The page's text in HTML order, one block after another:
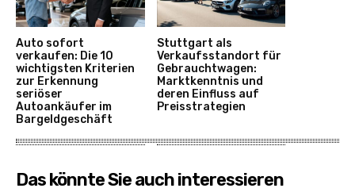
Auto sofort
verkaufen: Die 10
wichtigsten Kriterien
zur Erkennung
seriöser
Autoankäufer im
Bargeldgeschäft
Stuttgart als
Verkaufsstandort für
Gebrauchtwagen:
Marktkenntnis und
deren Einfluss auf
Preisstrategien
Das könnte Sie auch interessieren